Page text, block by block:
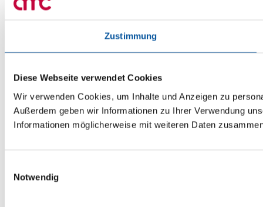
Zustimmung
Diese Webseite verwendet Cookies
Wir verwenden Cookies, um Inhalte und Anzeigen zu
Außerdem geben wir Informationen zu Ihrer Verwendung
Informationen möglicherweise mit weiteren Daten
Notwendig